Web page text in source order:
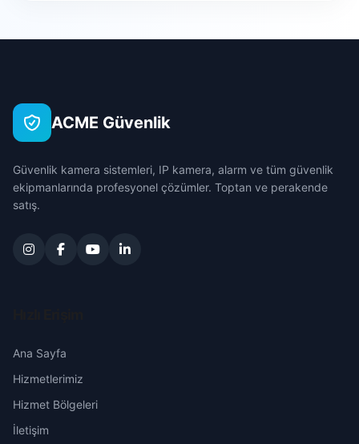
Çorum
Denizli
Edirne
Erzurum
Güdül
Kahramankazan
Mamak
Nallıhan
Çiftlik
Doğanolan
Galaba
Karacakaya
ACME Güvenlik
Güvenlik kamera sistemleri, IP kamera, alarm ve tüm güvenlik
ekipmanlarında profesyonel çözümler. Toptan ve perakende
satış.
Ana Sayfa
Hizmetlerimiz
Hizmet Bölgeleri
İletişim